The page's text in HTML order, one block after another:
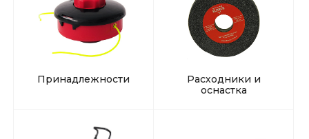
Принадлежности
Расходники и
оснастка